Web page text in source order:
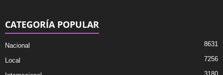
CATEGORÍA POPULAR
Nacional 8631
Local 7256